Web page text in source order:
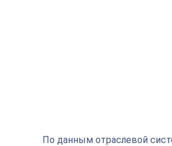
По данным отраслевой